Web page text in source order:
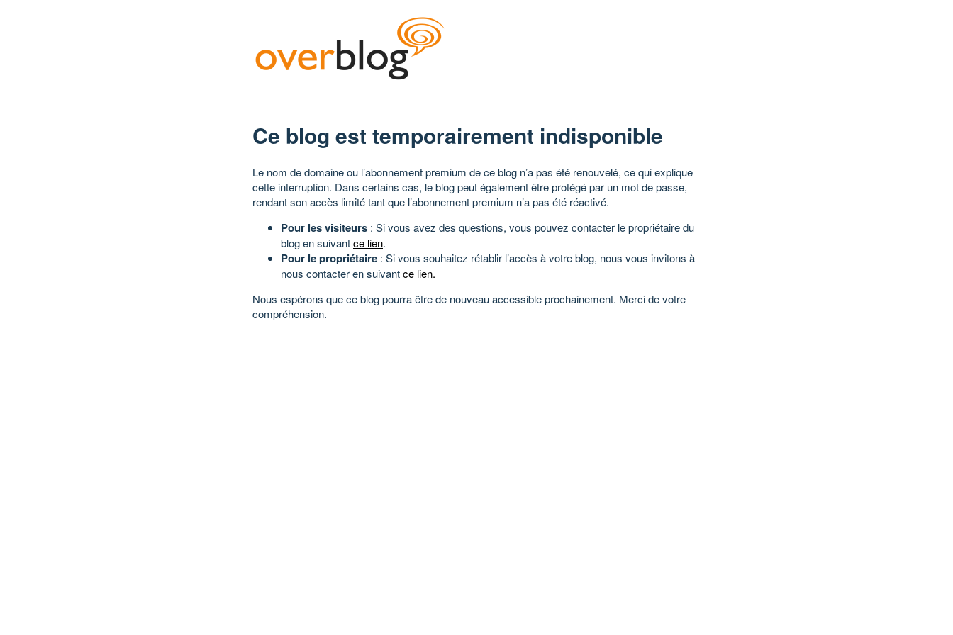
Ce blog est temporairement indisponible
Le nom de domaine ou l’abonnement premium de ce blog n’a pas été renouvelé, ce qui explique
cette interruption. Dans certains cas, le blog peut également être protégé par un mot de passe,
rendant son accès limité tant que l’abonnement premium n’a pas été réactivé.
Pour les visiteurs : Si vous avez des questions, vous pouvez contacter le propriétaire du
blog en suivantce lien.
Pour le propriétaire : Si vous souhaitez rétablir l’accès à votre blog, nous vous invitons à
nous contacter en suivantce lien.
Nous espérons que ce blog pourra être de nouveau accessible prochainement. Merci de votre
compréhension.